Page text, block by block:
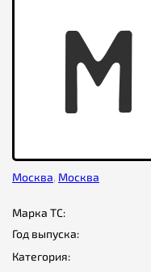
M
Москва, Москва
Марка ТС:
Год выпуска:
Категория: